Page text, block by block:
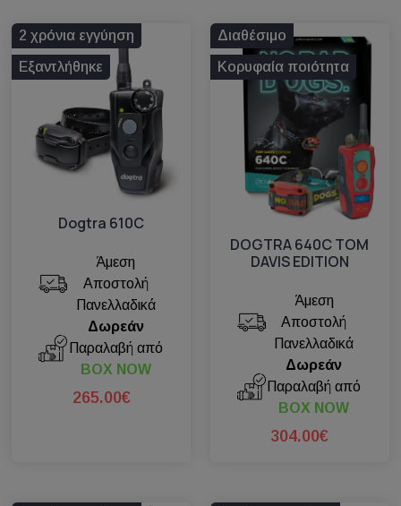
2 χρόνια εγγύηση
Εξαντλήθηκε
Dogtra 610C
Άμεση
Αποστολή
Πανελλαδικά
Δωρεάν
Παραλαβή από
BOX NOW
265.00€
Διαθέσιμο
Κορυφαία ποιότητα
DOGTRA 640C TOM
DAVIS EDITION
Άμεση
Αποστολή
Πανελλαδικά
Δωρεάν
Παραλαβή από
BOX NOW
304.00€